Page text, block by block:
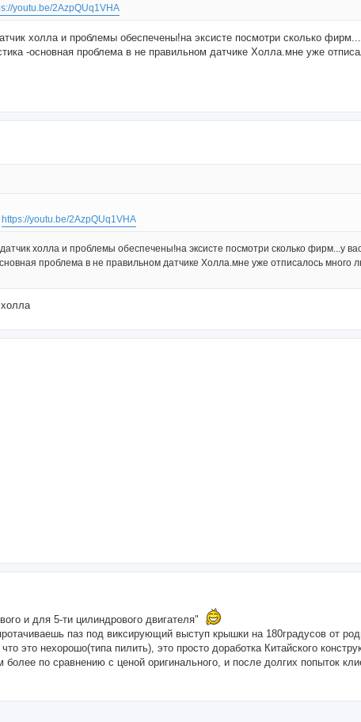
youtu.be/2AzpQUq1VHA
холла и проблемы обеспечены!на эксисте посмотри сколько
-основная проблема в не правильном датчике Холла.мне уже
https://youtu.be/2AzpQUq1VHA
холла и проблемы обеспечены!на эксисте посмотри сколько фирм...у
проблема в не правильном датчике Холла.мне уже отписалось много
и для 5-ти цилиндрового двигателя"
паз под виксирующий выступ крышки на 180градусов от
это нехорошо(типа пилить), это просто доработка Китайского
по сравнению с ценой оригинального, и после долгих попыток